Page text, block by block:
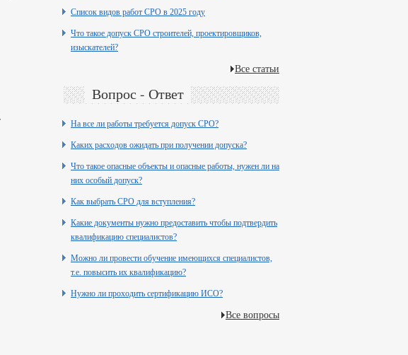
Список видов работ СРО в 2025 году
Что такое допуск СРО строителей, проектировщиков,
изыскателей?
Все статьи
Вопрос - Ответ
На все ли работы требуется допуск СРО?
Каких расходов ожидать при получении допуска?
Что такое опасные объекты и опасные работы, нужен ли на
них особый допуск?
Как выбрать СРО для вступления?
Какие документы нужно предоставить чтобы подтвердить
квалификацию специалистов?
Можно ли провести обучение имеющихся специалистов,
т.е. повысить их квалификацию?
Нужно ли проходить сертификацию ИСО?
Все вопросы